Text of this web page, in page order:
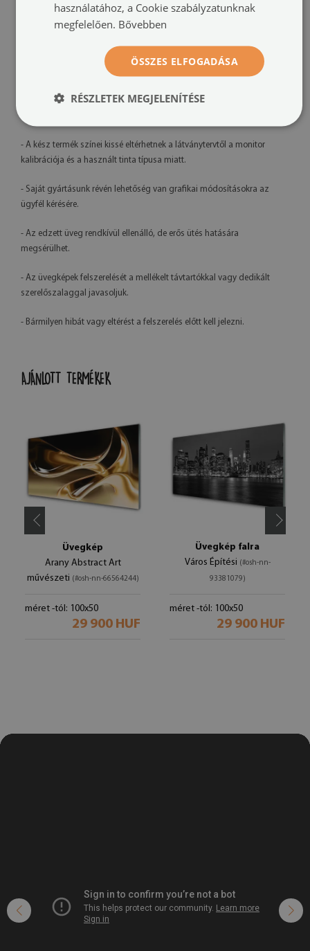
Nyomtatás:UV – fakulásálló
További információk:
- A kész termék színei kissé eltérhetnek a látványtervtől a monitor
kalibrációja és a használt tinta típusa miatt.
- Saját gyártásunk révén lehetőség van grafikai módosításokra az
ügyfél kérésére.
- Az edzett üveg rendkívül ellenálló, de erős ütés hatására
megsérülhet.
- Az üvegképek felszerelését a mellékelt távtartókkal vagy dedikált
szerelőszalaggal javasoljuk.
- Bármilyen hibát vagy eltérést a felszerelés előtt kell jelezni.
AJÁNLOTT TERMÉKEK
Üvegkép
Arany Abstract Art
művészeti (#osh-nn-66564244)
méret -tól: 100x50
29 900 HUF
Üvegkép falra
Város Építési (#osh-nn-
93381079)
méret -tól: 100x50
29 900 HUF
használatához, a Cookie szabályzatunknak
megfelelően. Bővebben
ÖSSZES ELFOGADÁSA
RÉSZLETEK MEGJELENÍTÉSE